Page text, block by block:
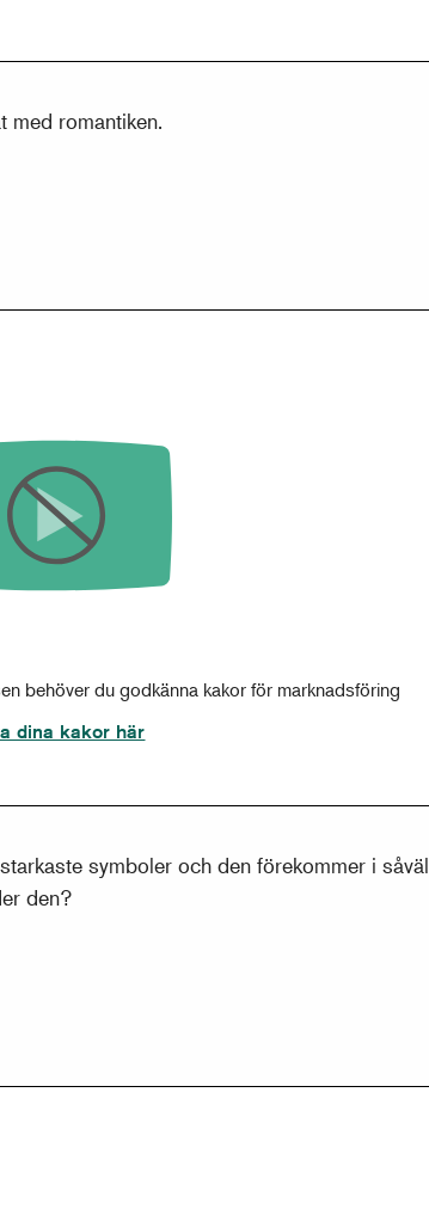
med romantiken.
behöver du godkänna kakor för marknadsföring
dina kakor här
symboler och den förekommer i såväl
den?